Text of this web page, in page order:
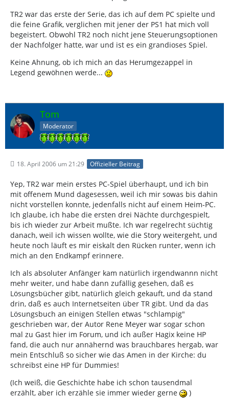
TR2 war das erste der Serie, das ich auf dem PC spielte und
die feine Grafik, verglichen mit jener der PS1 hat mich voll
begeistert. Obwohl TR2 noch nicht jene Steuerungsoptionen
der Nachfolger hatte, war und ist es ein grandioses Spiel.
Keine Ahnung, ob ich mich an das Herumgezappel in
Legend gewöhnen werde...
Tom
Moderator
18. April 2006 um 21:29 Offizieller Beitrag
Yep, TR2 war mein erstes PC-Spiel überhaupt, und ich bin
mit offenem Mund dagesessen, weil ich mir sowas bis dahin
nicht vorstellen konnte, jedenfalls nicht auf einem Heim-PC.
Ich glaube, ich habe die ersten drei Nächte durchgespielt,
bis ich wieder zur Arbeit mußte. Ich war regelrecht süchtig
danach, weil ich wissen wollte, wie die Story weitergeht, und
heute noch läuft es mir eiskalt den Rücken runter, wenn ich
mich an den Endkampf erinnere.
Ich als absoluter Anfänger kam natürlich irgendwannn nicht
mehr weiter, und habe dann zufällig gesehen, daß es
Lösungsbücher gibt, natürlich gleich gekauft, und da stand
drin, daß es auch Internetseiten über TR gibt. Und da das
Lösungsbuch an einigen Stellen etwas "schlampig"
geschrieben war, der Autor Rene Meyer war sogar schon
mal zu Gast hier im Forum, und ich außer Hagix keine HP
fand, die auch nur annähernd was brauchbares hergab, war
mein Entschluß so sicher wie das Amen in der Kirche: du
schreibst eine HP für Dummies!
(Ich weiß, die Geschichte habe ich schon tausendmal
erzählt, aber ich erzähle sie immer wieder gerne
)